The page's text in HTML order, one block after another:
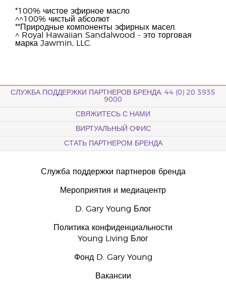
*100% чистое эфирное масло
^^100% чистый абсолют
**Природные компоненты эфирных масел.
^ Royal Hawaiian Sandalwood - это торговая
марка Jawmin, LLC.
СЛУЖБА ПОДДЕРЖКИ ПАРТНЕРОВ БРЕНДА: 44 (0) 20 3935
9000
СВЯЖИТЕСЬ С НАМИ
ВИРТУАЛЬНЫЙ ОФИС
СТАТЬ ПАРТНЕРОМ БРЕНДА
Служба поддержки партнеров бренда
Мероприятия и медиацентр
D. Gary Young Блог
Политика конфиденциальности
Young Living Блог
Фонд D. Gary Young
Вакансии